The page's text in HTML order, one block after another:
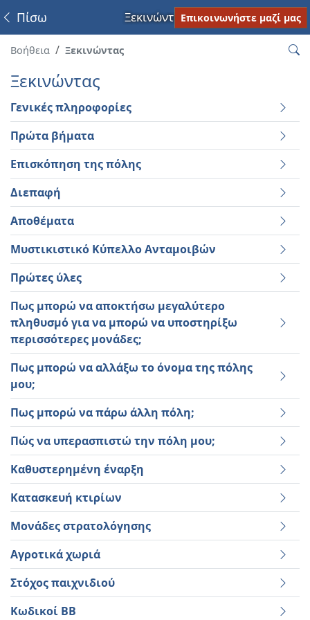
Ξεκινώντας
Πίσω Επικοινωνήστε μαζί μας
Βοήθεια Ξεκινώντας
Ξεκινώντας
Γενικές πληροφορίες
Πρώτα βήματα
Επισκόπηση της πόλης
Διεπαφή
Αποθέματα
Μυστικιστικό Κύπελλο Ανταμοιβών
Πρώτες ύλες
Πως μπορώ να αποκτήσω μεγαλύτερο
πληθυσμό για να μπορώ να υποστηρίξω
περισσότερες μονάδες;
Πως μπορώ να αλλάξω το όνομα της πόλης
μου;
Πως μπορώ να πάρω άλλη πόλη;
Πώς να υπερασπιστώ την πόλη μου;
Καθυστερημένη έναρξη
Κατασκευή κτιρίων
Μονάδες στρατολόγησης
Αγροτικά χωριά
Στόχος παιχνιδιού
Κωδικοί BB